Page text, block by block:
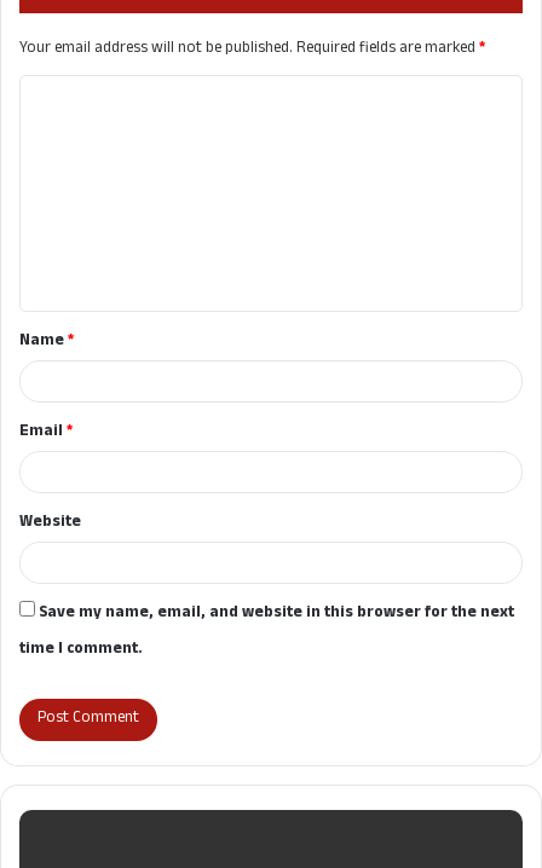
Your email address will not be published.Required fields are marked*
t
*Name*
Email*
Website
Save my name, email, and website in this browser for the next
time I comment.